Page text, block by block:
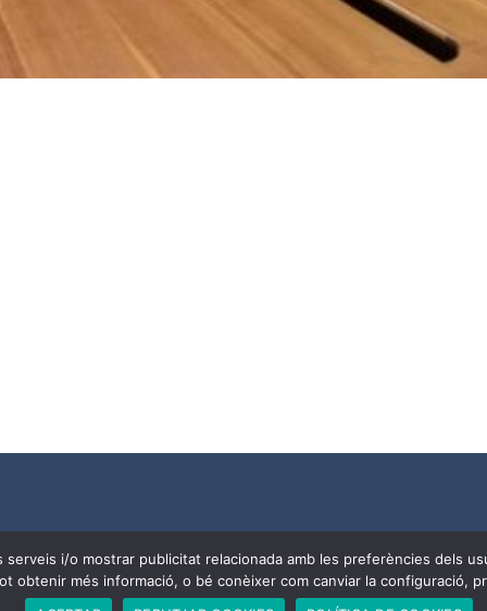
| Tots els drets reservats aCoDiNuCat |Avís legal|Avís
del llenguatge. No obstant això, i a causa de la seva extensió,
i/o mostrar publicitat relacionada amb les preferències dels
obtenir més informació, o bé conèixer com canviar la configuració,